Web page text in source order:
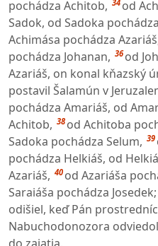
pochádza Achitob, 34 od
Sadok, od Sadoka
Achimása pochádza
pochádza Johanan, 36 od
Azariáš, on konal kňazský
postavil Šalamún v
pochádza Amariáš, od
Achitob, 38 od Achitoba
Sadoka pochádza Selum, 39
pochádza Helkiáš, od
Azariáš, 40 od Azariáša
Saraiáša pochádza Josedek;
odišiel, keď Pán
Nabuchodonozora
do zajatia.